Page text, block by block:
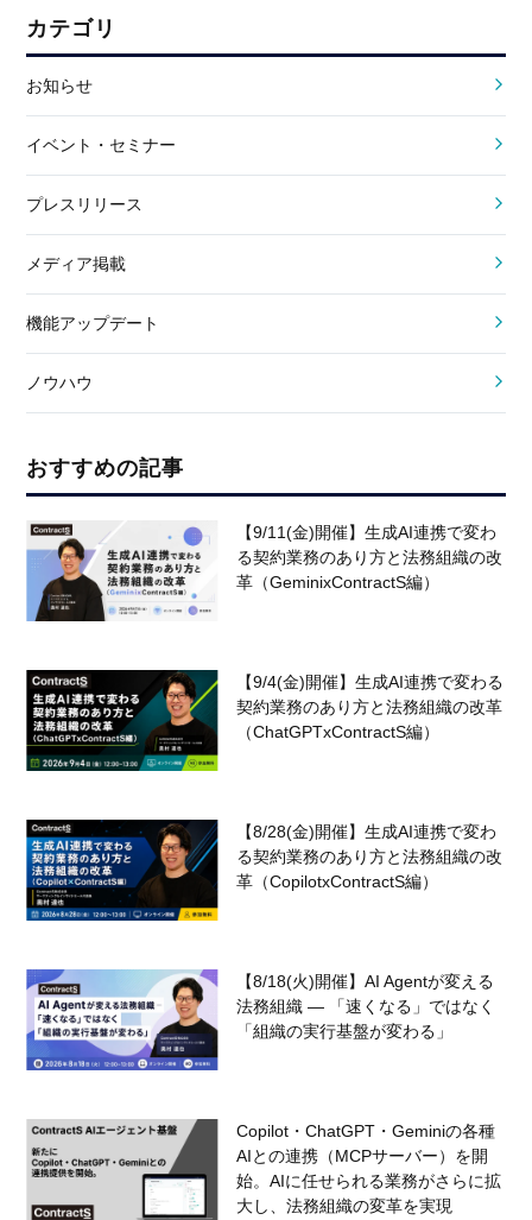
カテゴリ
お知らせ
イベント・セミナー
プレスリリース
メディア掲載
機能アップデート
ノウハウ
おすすめの記事
【9/11(金)開催】生成AI連携で変わ
る契約業務のあり方と法務組織の改
革（GeminixContractS編）
【9/4(金)開催】生成AI連携で変わる
契約業務のあり方と法務組織の改革
（ChatGPTxContractS編）
【8/28(金)開催】生成AI連携で変わ
る契約業務のあり方と法務組織の改
革（CopilotxContractS編）
【8/18(火)開催】AI Agentが変える
法務組織 — 「速くなる」ではなく
「組織の実行基盤が変わる」
Copilot・ChatGPT・Geminiの各種
AIとの連携（MCPサーバー）を開
始。AIに任せられる業務がさらに拡
大し、法務組織の変革を実現